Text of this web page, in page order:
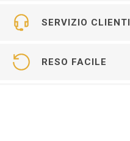
SERVIZIO CLIENTI
RESO FACILE